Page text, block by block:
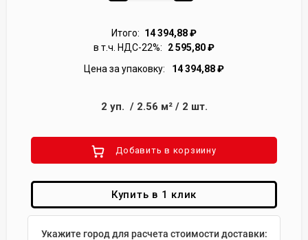
Итого: 14 394,88₽
в т.ч. НДС-22%:
2 595,80₽
Цена за упаковку:
14 394,88₽
2 уп. / 2.56 м²/ 2 шт.
Добавить в корзиину
Купить в 1 клик
Укажите город для расчета стоимости доставки: